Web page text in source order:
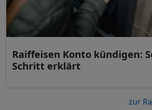
Raiffeisen Konto kündigen:
Schritt erklärt
zur